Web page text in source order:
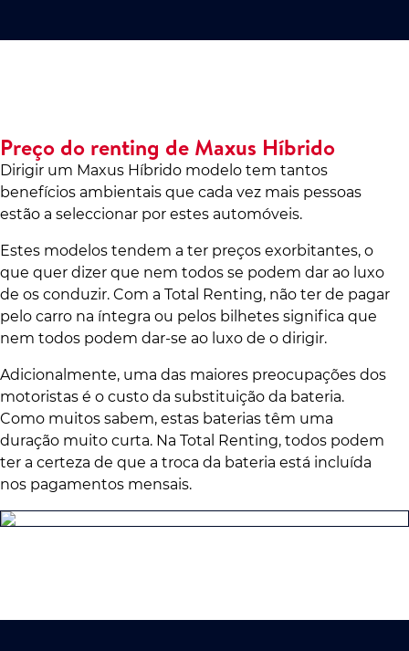
Preço do renting de Maxus Híbrido
Dirigir um Maxus Híbrido modelo tem tantos
benefícios ambientais que cada vez mais pessoas
estão a seleccionar por estes automóveis.
Estes modelos tendem a ter preços exorbitantes, o
que quer dizer que nem todos se podem dar ao luxo
de os conduzir. Com a Total Renting, não ter de pagar
pelo carro na íntegra ou pelos bilhetes significa que
nem todos podem dar-se ao luxo de o dirigir.
Adicionalmente, uma das maiores preocupações dos
motoristas é o custo da substituição da bateria.
Como muitos sabem, estas baterias têm uma
duração muito curta. Na Total Renting, todos podem
ter a certeza de que a troca da bateria está incluída
nos pagamentos mensais.